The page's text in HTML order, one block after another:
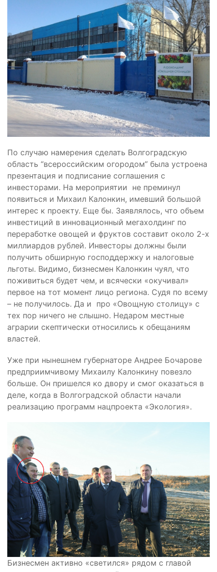
По случаю намерения сделать Волгоградскую
область “всероссийским огородом” была устроена
презентация и подписание соглашения с
инвесторами. На мероприятии не преминул
появиться и Михаил Калонкин, имевший большой
интерес к проекту. Еще бы. Заявлялось, что объем
инвестиций в инновационный мегахолдинг по
переработке овощей и фруктов составит около 2-х
миллиардов рублей. Инвесторы должны были
получить обширную господдержку и налоговые
льготы. Видимо, бизнесмен Калонкин чуял, что
поживиться будет чем, и всячески «окучивал»
первое на тот момент лицо региона. Судя по всему
– не получилось. Да и про «Овощную столицу» с
тех пор ничего не слышно. Недаром местные
аграрии скептически относились к обещаниям
властей.
Уже при нынешнем губернаторе Андрее Бочарове
предприимчивому Михаилу Калонкину повезло
больше. Он пришелся ко двору и смог оказаться в
деле, когда в Волгоградской области начали
реализацию программ нацпроекта «Экология».
Бизнесмен активно «светился» рядом с главой